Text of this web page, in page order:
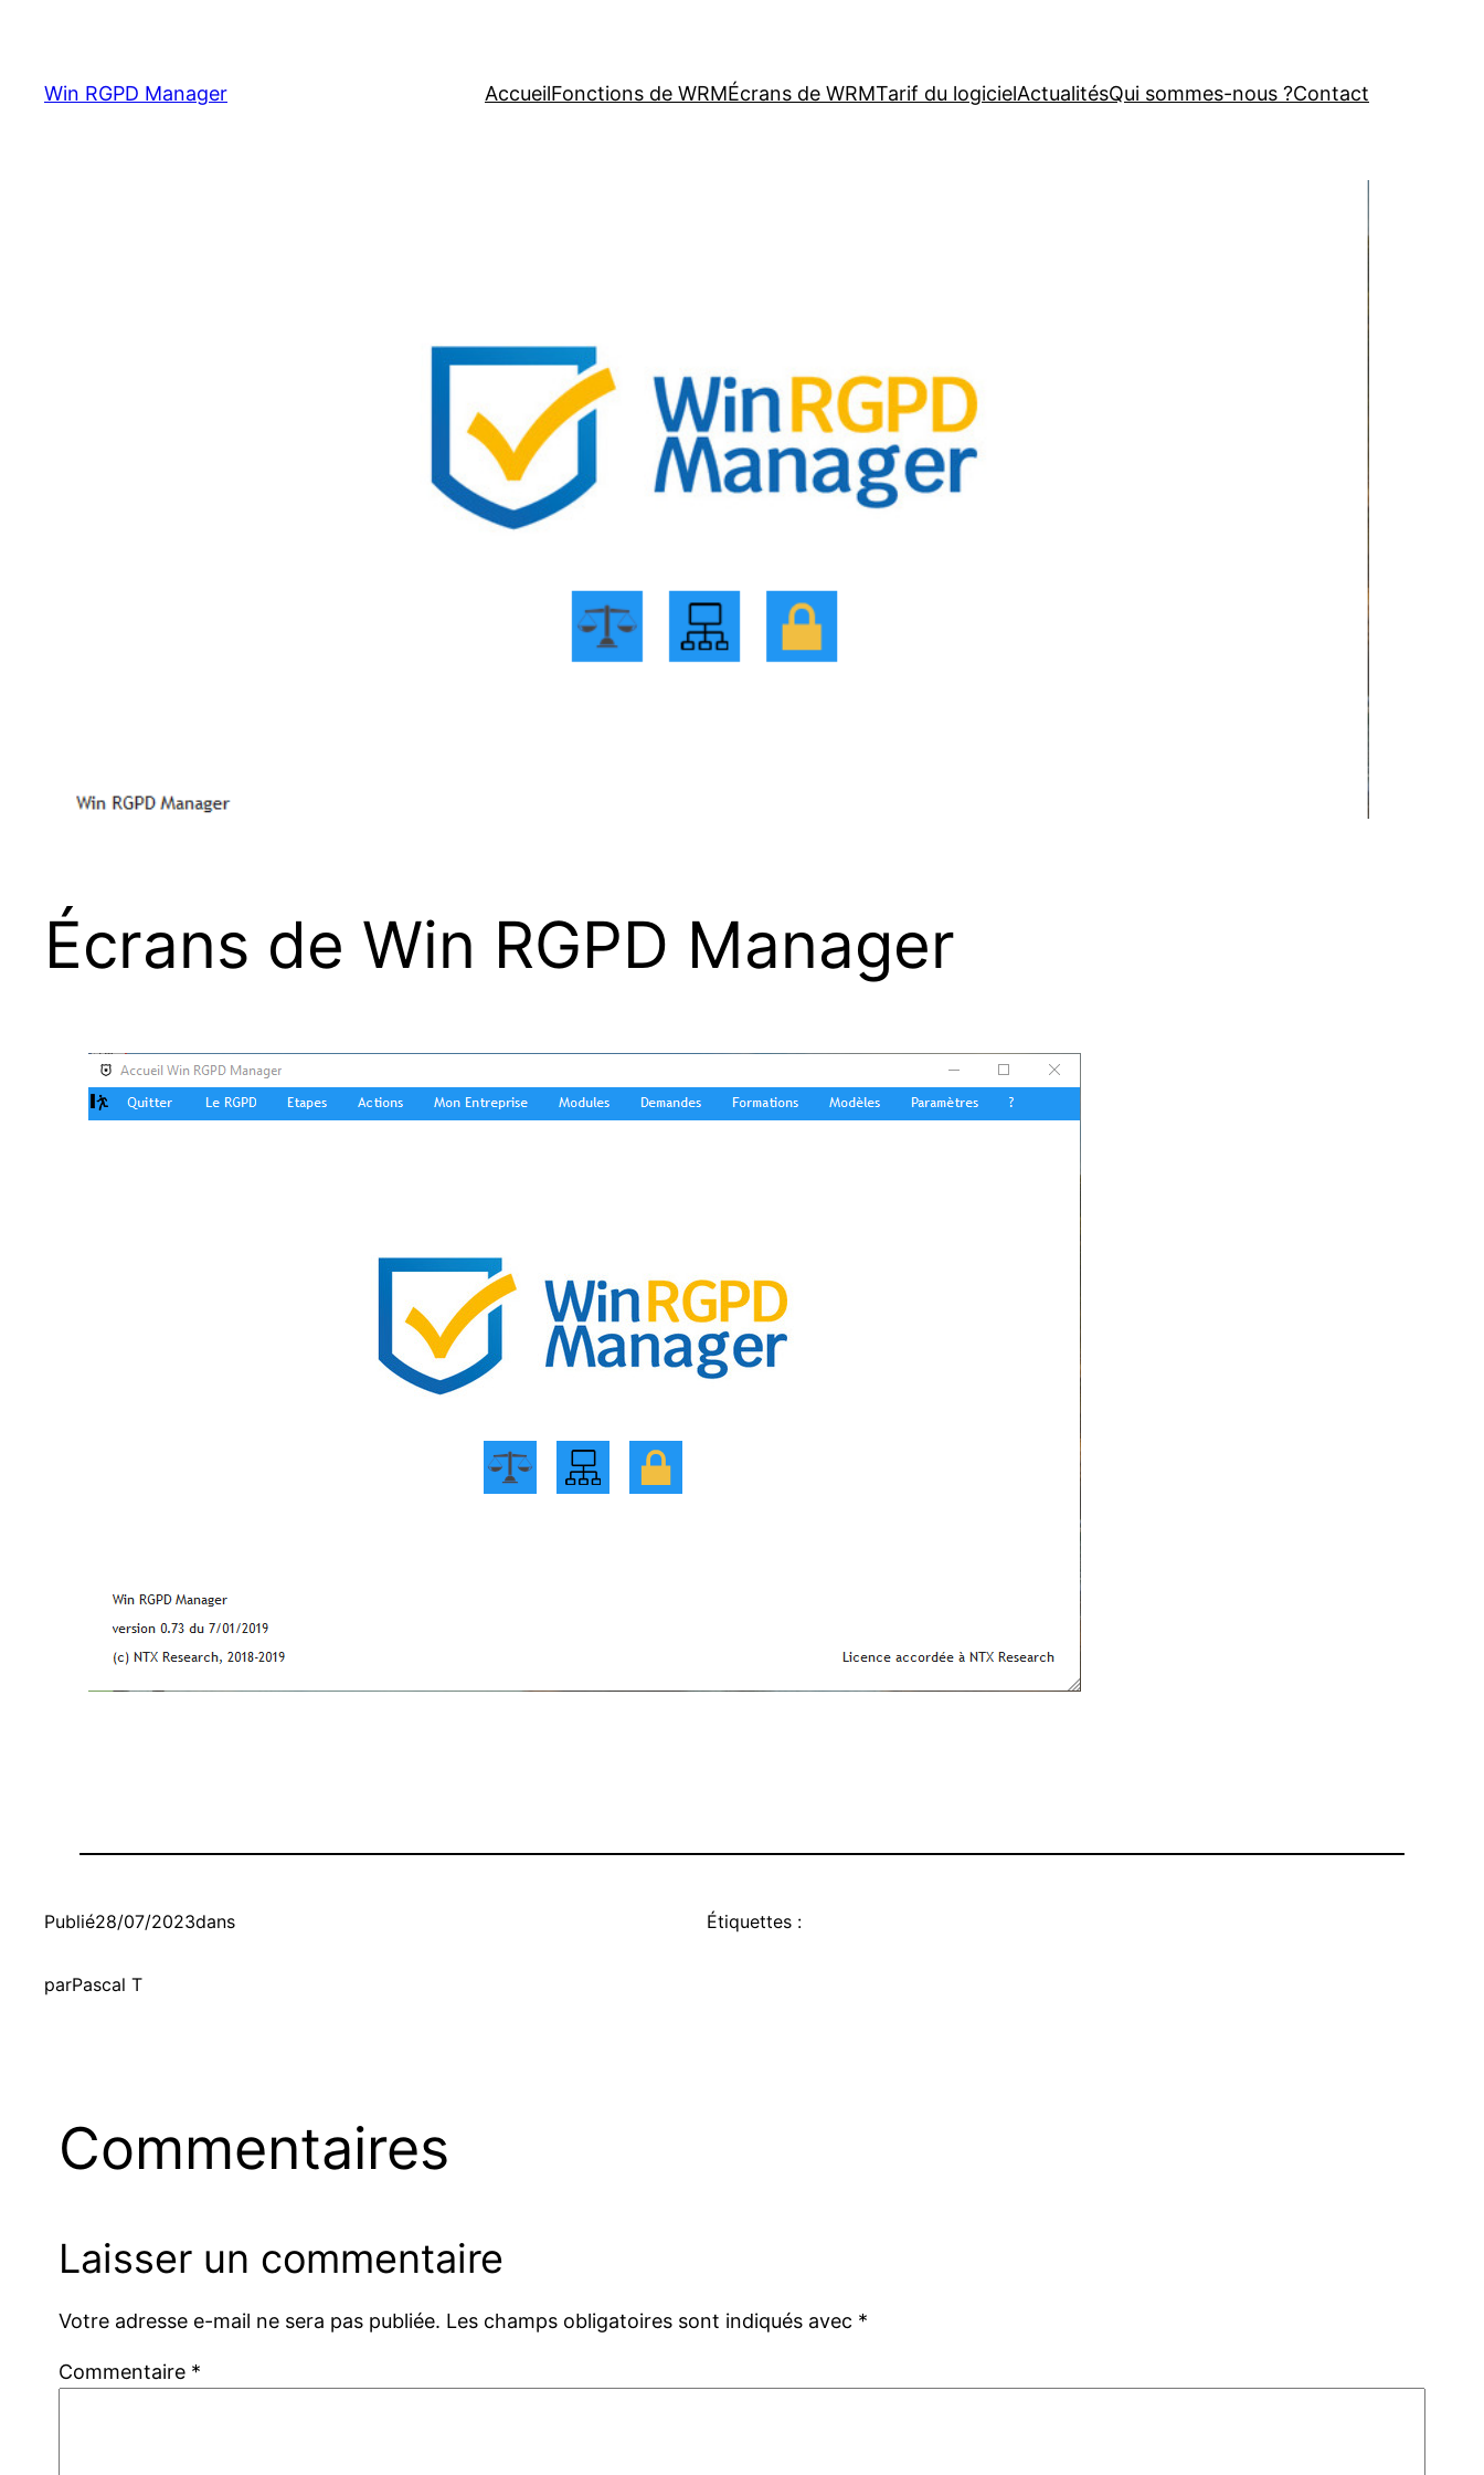
contenu
Win RGPD Manager AccueilFonctions de WRMÉcrans de WRMTarif du logicielActualitésQui sommes-nous ?Contact
Écrans de Win RGPD Manager
Publié28/07/2023dans
parPascal T
Étiquettes :
Commentaires
Laisser un commentaire
Votre adresse e-mail ne sera pas publiée. Les champs obligatoires sont indiqués avec *
Commentaire *